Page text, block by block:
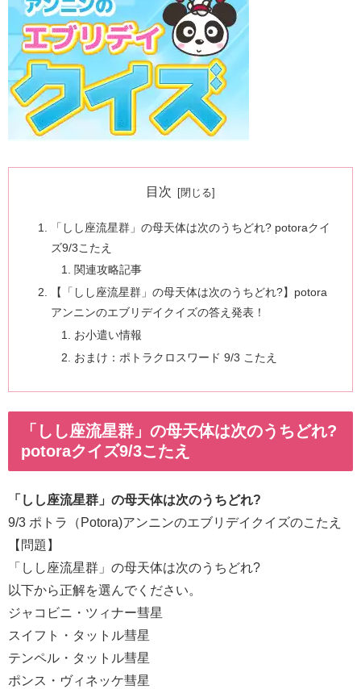
目次
「しし座流星群」の母天体は次のうちどれ? potoraクイ
ズ9/3こたえ
関連攻略記事
【「しし座流星群」の母天体は次のうちどれ?】potora
アンニンのエブリデイクイズの答え発表！
お小遣い情報
おまけ：ポトラクロスワード 9/3 こたえ
「しし座流星群」の母天体は次のうちどれ?
potoraクイズ9/3こたえ
「しし座流星群」の母天体は次のうちどれ?
9/3 ポトラ（Potora)アンニンのエブリデイクイズのこたえ
【問題】
「しし座流星群」の母天体は次のうちどれ?
以下から正解を選んでください。
ジャコビニ・ツィナー彗星
スイフト・タットル彗星
テンペル・タットル彗星
ポンス・ヴィネッケ彗星